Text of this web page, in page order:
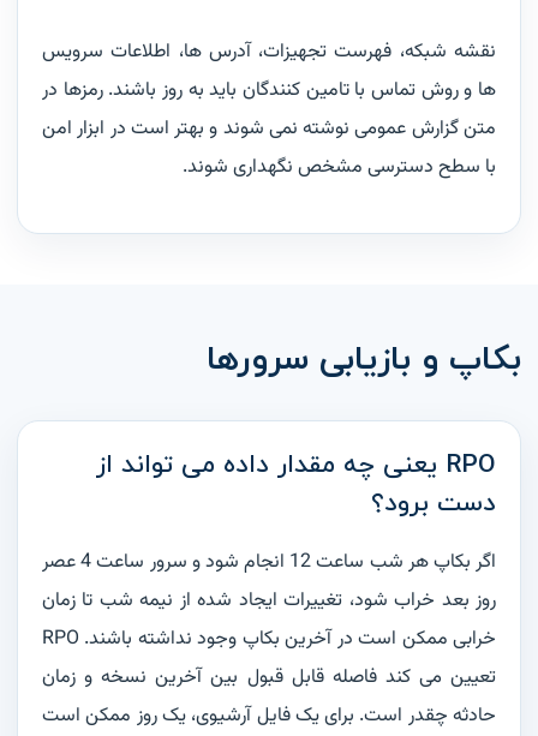
نقشه شبکه، فهرست تجهیزات، آدرس ها، اطلاعات سرویس
ها و روش تماس با تامین کنندگان باید به روز باشند. رمزها در
متن گزارش عمومی نوشته نمی شوند و بهتر است در ابزار امن
با سطح دسترسی مشخص نگهداری شوند.
بکاپ و بازیابی سرورها
RPO یعنی چه مقدار داده می تواند از
دست برود؟
اگر بکاپ هر شب ساعت 12 انجام شود و سرور ساعت 4 عصر
روز بعد خراب شود، تغییرات ایجاد شده از نیمه شب تا زمان
خرابی ممکن است در آخرین بکاپ وجود نداشته باشند. RPO
تعیین می کند فاصله قابل قبول بین آخرین نسخه و زمان
حادثه چقدر است. برای یک فایل آرشیوی، یک روز ممکن است